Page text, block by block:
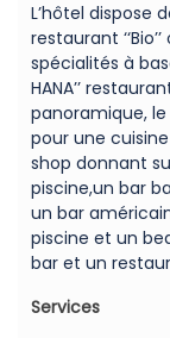
L’hôtel dispose
restaurant
spécialités à
HANA’’
panoramique, le
pour une
shop donnant
piscine,un bar
un bar
piscine et un
bar et un
Services